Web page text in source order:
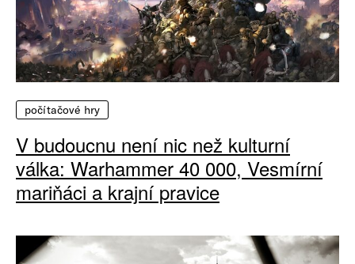
počítačové hry
V budoucnu není nic než kulturní
válka: Warhammer 40 000, Vesmírní
mariňáci a krajní pravice